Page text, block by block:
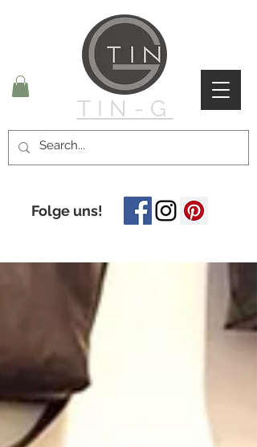
TIN-G
Folge uns!